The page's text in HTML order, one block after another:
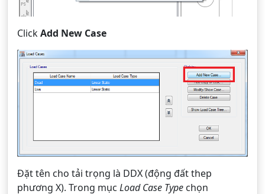
ClickAdd New Case
Đặt tên cho tải trọng là DDX (động đất thep
phương X). Trong mục Load Case Type chọn